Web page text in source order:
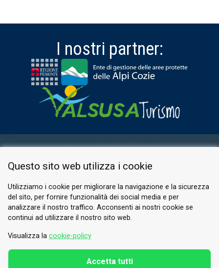
I nostri partner:
PRIVACY POLICY
© 2026 Valle di Susa
Tesori di Arte e Cultura Alpina
Tel.
E-mail.info@vallesusa-tesori.it
Questo sito web utilizza i cookie
Utilizziamo i cookie per migliorare la navigazione e la sicurezza
del sito, per fornire funzionalità dei social media e per
analizzare il nostro traffico. Acconsenti ai nostri cookie se
continui ad utilizzare il nostro sito web.
Visualizza la cookie-policy
Accetta tutti